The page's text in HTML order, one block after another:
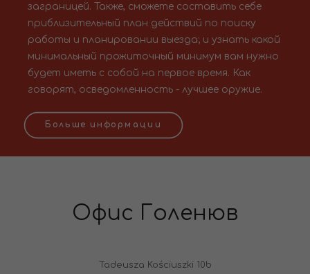
заграницей. Также, сможете составить себе
приблизительный план действий по поиску
работы и планировании выезда; и узнать какой
минимальный прожиточный минимум вам нужно
будет иметь с собой на первое время. Как
говорят, осведомленность - лучшее оружие.
Больше информации
Офис Голенюв
Tadeusza Kościuszki 10b